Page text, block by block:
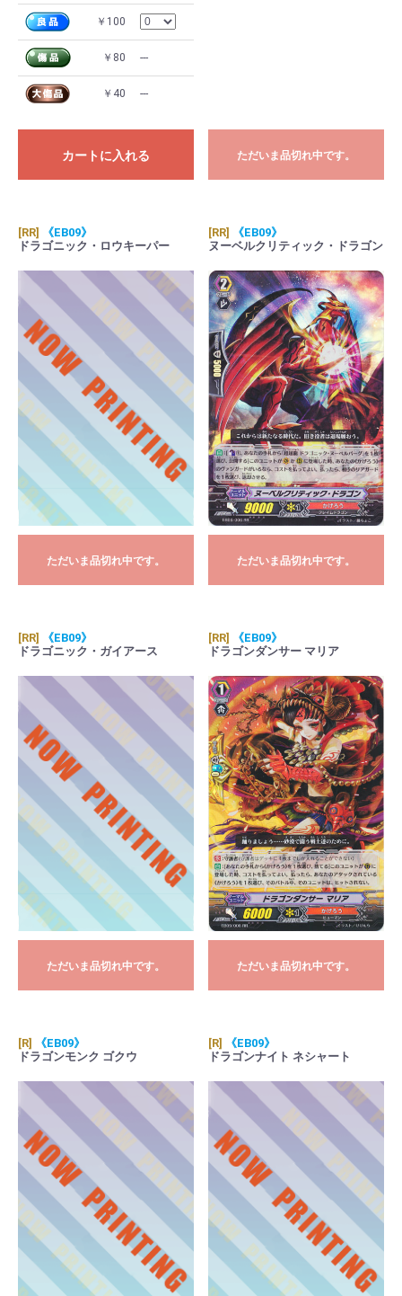
￥100
￥80 ---
￥40 ---
カートに入れる ただいま品切れ中です。
[RR]
《EB09》
ドラゴニック・ロウキーパー
ただいま品切れ中です。
[RR]
《EB09》
ヌーベルクリティック・ドラゴン
ただいま品切れ中です。
[RR]
《EB09》
ドラゴニック・ガイアース
ただいま品切れ中です。
[RR]
《EB09》
ドラゴンダンサー マリア
ただいま品切れ中です。
[R]
《EB09》
ドラゴンモンク ゴクウ
[R]
《EB09》
ドラゴンナイト ネシャート